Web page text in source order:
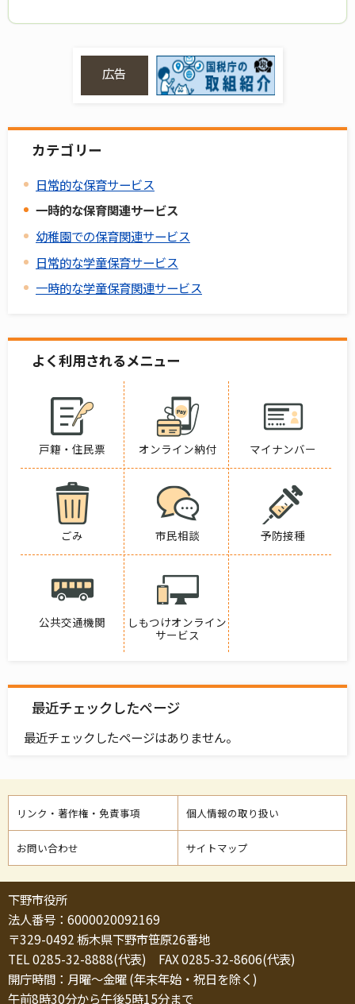
広告
カテゴリー
日常的な保育サービス
一時的な保育関連サービス
幼稚園での保育関連サービス
日常的な学童保育サービス
一時的な学童保育関連サービス
よく利用されるメニュー
戸籍・住民票 オンライン納付 マイナンバー
ごみ 市民相談 予防接種
公共交通機関
しもつけオンライン
サービス
最近チェックしたページ
最近チェックしたページはありません。
リンク・著作権・免責事項 個人情報の取り扱い
お問い合わせ サイトマップ
下野市役所
法人番号：6000020092169
〒329-0492 栃木県下野市笹原26番地
TEL 0285-32-8888(代表) FAX 0285-32-8606(代表)
開庁時間：月曜～金曜 (年末年始・祝日を除く)
午前8時30分から午後5時15分まで